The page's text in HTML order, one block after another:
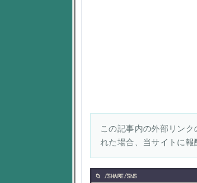
この記事内の外部リン
れた場合、当サイトに
/SHARE/SNS